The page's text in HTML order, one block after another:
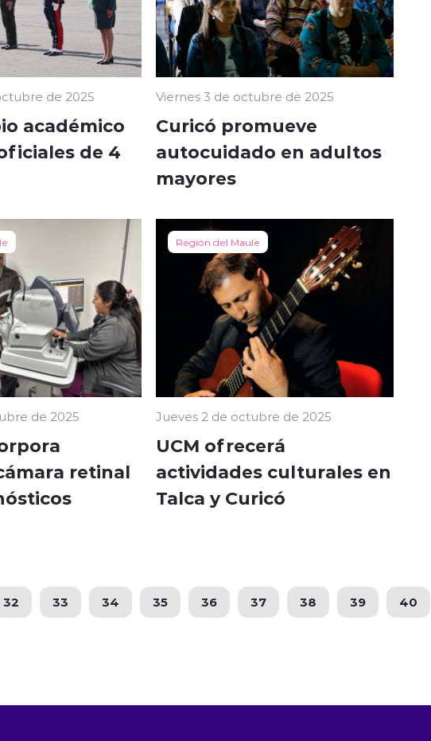
de 2025
académico
de 4
Viernes 3 de octubre de 2025
Curicó promueve
autocuidado en adultos
mayores
de 2025
retinal
Región del Maule
Jueves 2 de octubre de 2025
UCM ofrecerá
actividades culturales en
Talca y Curicó
32 33 34 35 36 37 38 39 40